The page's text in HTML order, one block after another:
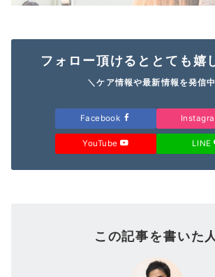
フォロー頂けるととても嬉
＼ケア情報や最新情報を発信
Facebook
YouTube LINE
この記事を書いた人